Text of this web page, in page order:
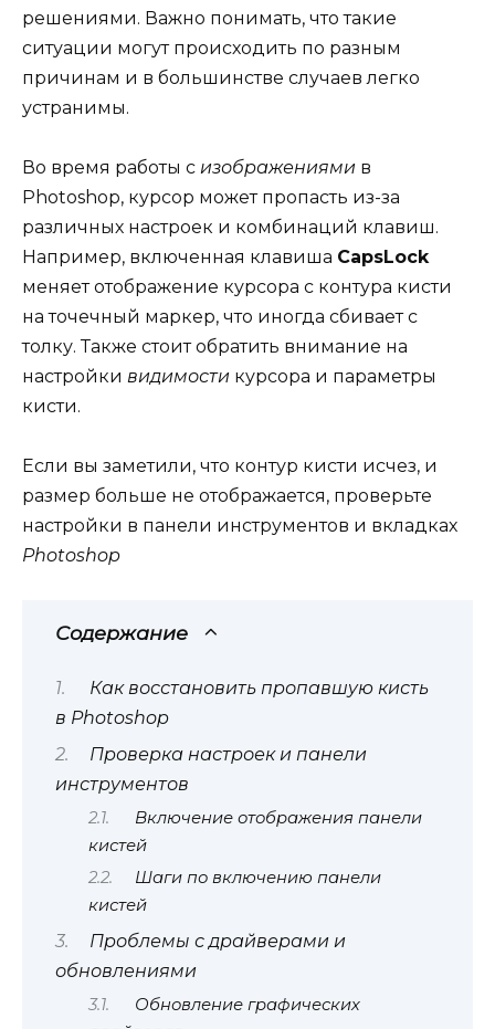
решениями. Важно понимать, что такие
ситуации могут происходить по разным
причинам и в большинстве случаев легко
устранимы.
Во время работы с изображениями в
Photoshop, курсор может пропасть из-за
различных настроек и комбинаций клавиш.
Например, включенная клавиша CapsLock
меняет отображение курсора с контура кисти
на точечный маркер, что иногда сбивает с
толку. Также стоит обратить внимание на
настройки видимости курсора и параметры
кисти.
Если вы заметили, что контур кисти исчез, и
размер больше не отображается, проверьте
настройки в панели инструментов и вкладках
Photoshop
Содержание
Как восстановить пропавшую кисть
в Photoshop
Проверка настроек и панели
инструментов
Включение отображения панели
кистей
Шаги по включению панели
кистей
Проблемы с драйверами и
обновлениями
Обновление графических